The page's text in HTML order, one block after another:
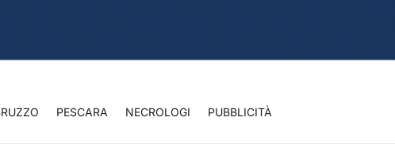
PESCARA NECROLOGI PUBBLICITÀ